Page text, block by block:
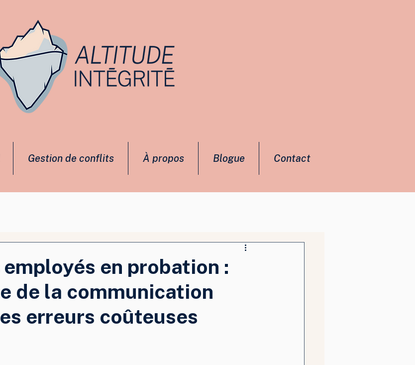
Gestion de conflits À propos Blogue Contact
en probation :
de la communication
erreurs coûteuses